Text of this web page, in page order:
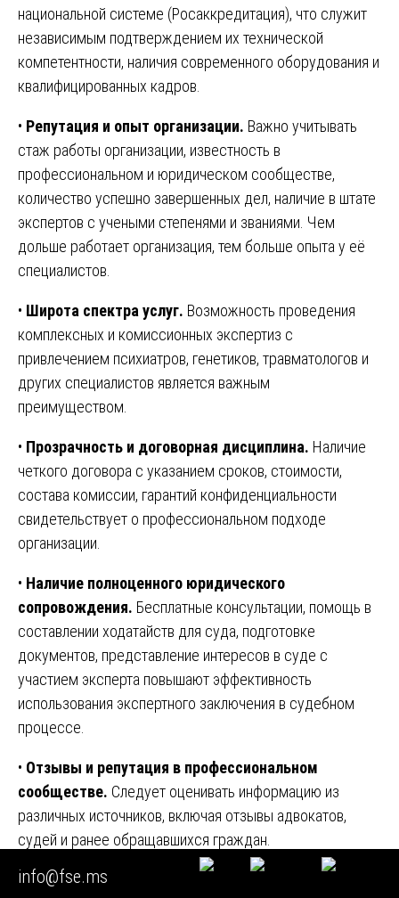
национальной системе (Росаккредитация), что служит
независимым подтверждением их технической
компетентности, наличия современного оборудования и
квалифицированных кадров.
• Репутация и опыт организации. Важно учитывать
стаж работы организации, известность в
профессиональном и юридическом сообществе,
количество успешно завершенных дел, наличие в штате
экспертов с учеными степенями и званиями. Чем
дольше работает организация, тем больше опыта у её
специалистов.
• Широта спектра услуг. Возможность проведения
комплексных и комиссионных экспертиз с
привлечением психиатров, генетиков, травматологов и
других специалистов является важным
преимуществом.
• Прозрачность и договорная дисциплина. Наличие
четкого договора с указанием сроков, стоимости,
состава комиссии, гарантий конфиденциальности
свидетельствует о профессиональном подходе
организации.
• Наличие полноценного юридического
сопровождения. Бесплатные консультации, помощь в
составлении ходатайств для суда, подготовке
документов, представление интересов в суде с
участием эксперта повышают эффективность
использования экспертного заключения в судебном
процессе.
• Отзывы и репутация в профессиональном
сообществе. Следует оценивать информацию из
различных источников, включая отзывы адвокатов,
судей и ранее обращавшихся граждан.
•Специализация экспертов.
info@fse.ms